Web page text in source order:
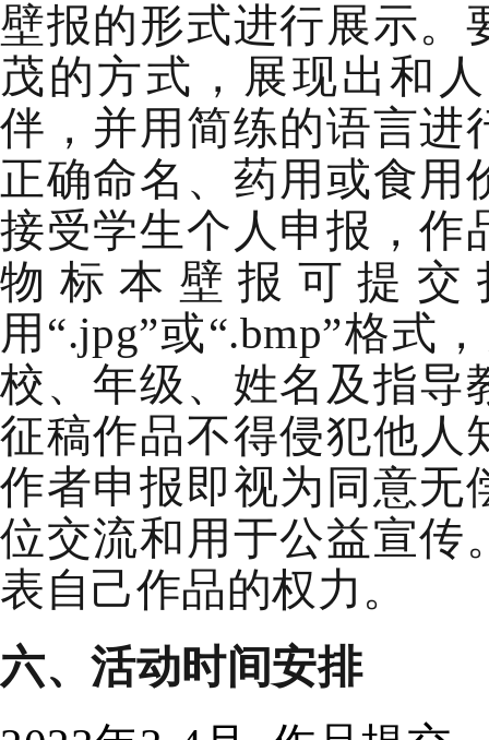
壁报的形式进行展示。
茂的方式，展现出和
伴，并用简练的语言进
正确命名 、药用或食用
接受学生个人申报，作
物标本 壁报可提
用 “.jpg”或“.bmp”格式
校、年级、姓名及指导
征稿作品不得侵犯他人
作者申报即视为同意无
位交流和用于公益宣传
表自己作品的权力。
六、活动时间安排